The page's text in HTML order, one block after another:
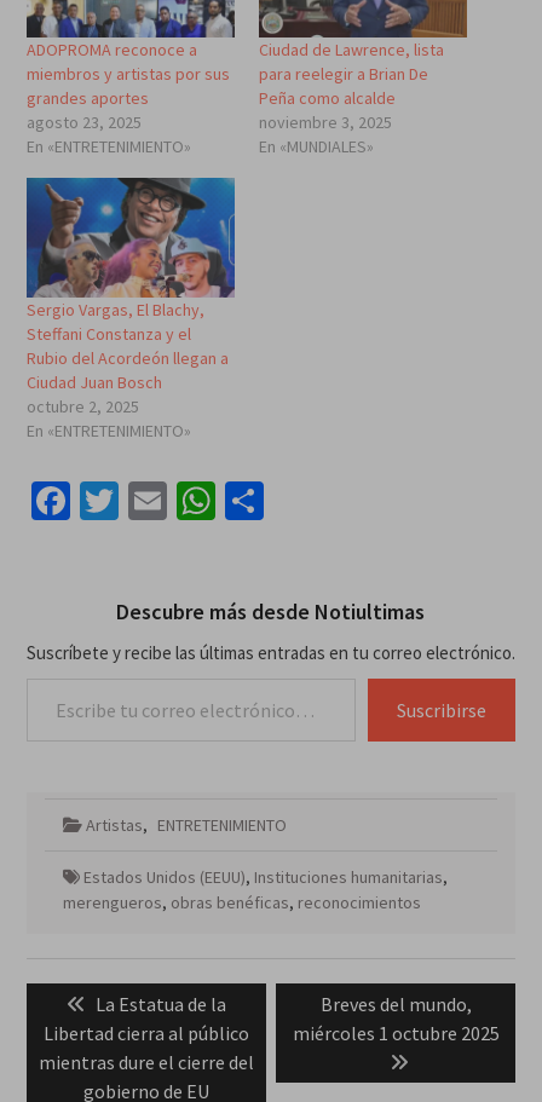
ADOPROMA reconoce a
miembros y artistas por sus
grandes aportes
agosto 23, 2025
En «ENTRETENIMIENTO»
Ciudad de Lawrence, lista
para reelegir a Brian De
Peña como alcalde
noviembre 3, 2025
En «MUNDIALES»
Sergio Vargas, El Blachy,
Steffani Constanza y el
Rubio del Acordeón llegan a
Ciudad Juan Bosch
octubre 2, 2025
En «ENTRETENIMIENTO»
Facebook
Twitter
EmailWhatsApp
Compartir
Descubre más desde Notiultimas
Suscríbete y recibe las últimas entradas en tu correo electrónico.
Suscribirse
Artistas, ENTRETENIMIENTO
Estados Unidos (EEUU), Instituciones humanitarias,
merengueros, obras benéficas, reconocimientos
entradas
Previous
post:
La Estatua de la
Libertad cierra al público
mientras dure el cierre del
gobierno de EU
Next
post:
Breves del mundo,
miércoles 1 octubre 2025